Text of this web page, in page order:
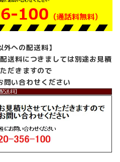
外への配送料】
送料につきましては別途お見積
だきますので
問い合わせください